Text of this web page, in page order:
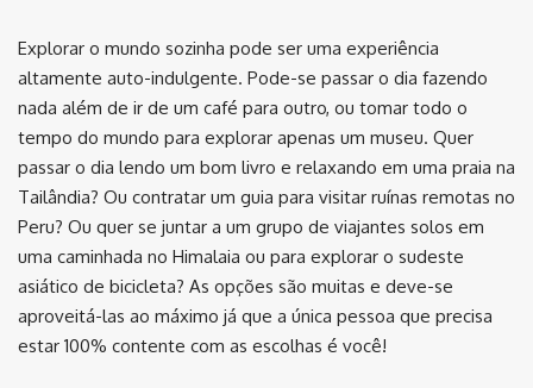
Explorar o mundo sozinha pode ser uma experiência
altamente auto-indulgente. Pode-se passar o dia fazendo
nada além de ir de um café para outro, ou tomar todo o
tempo do mundo para explorar apenas um museu. Quer
passar o dia lendo um bom livro e relaxando em uma praia na
Tailândia? Ou contratar um guia para visitar ruínas remotas no
Peru? Ou quer se juntar a um grupo de viajantes solos em
uma caminhada no Himalaia ou para explorar o sudeste
asiático de bicicleta? As opções são muitas e deve-se
aproveitá-las ao máximo já que a única pessoa que precisa
estar 100% contente com as escolhas é você!